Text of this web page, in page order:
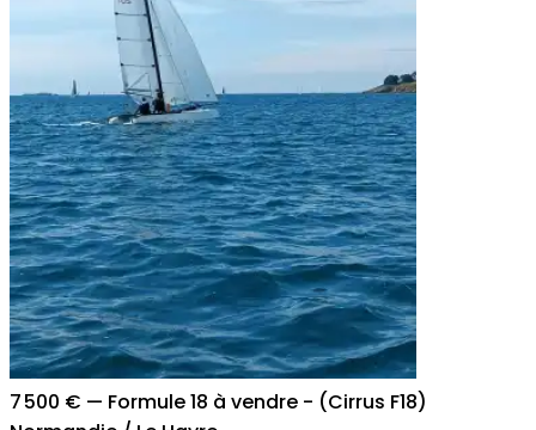
7 500 € — Formule 18 à vendre - (Cirrus F18)